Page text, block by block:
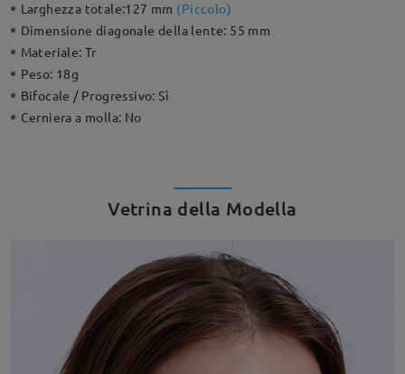
Larghezza totale:127 mm (Piccolo)
Dimensione diagonale della lente: 55 mm
Materiale:Tr
Peso: 18g
Bifocale / Progressivo:Sì
Cerniera a molla: No
Vetrina della Modella